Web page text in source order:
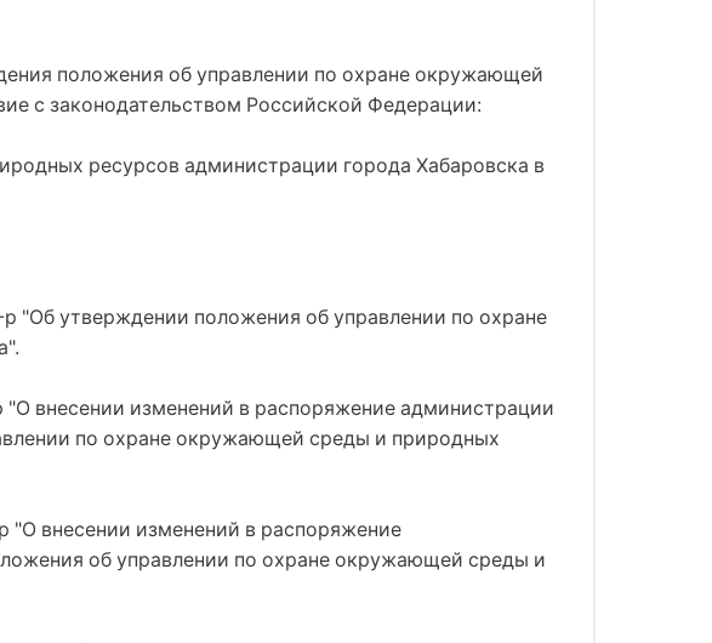
положения об управлении по охране окружающей
с законодательством Российской Федерации:
ресурсов администрации города Хабаровска в
"Об утверждении положения об управлении по охране
внесении изменений в распоряжение администрации
по охране окружающей среды и природных
"О внесении изменений в распоряжение
об управлении по охране окружающей среды и